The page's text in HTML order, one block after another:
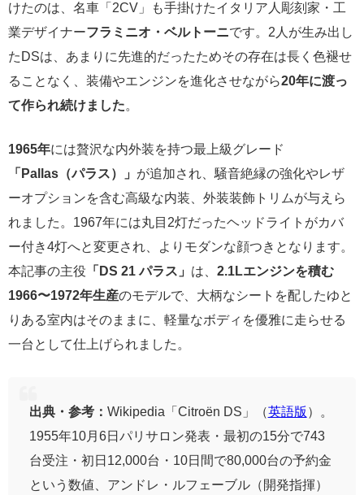
けたのは、名車「2CV」も手掛けたイタリア人彫刻家・工
業デザイナーフラミニオ・ベルトーニ です。2人が生み出し
たDSは、あまりに先進的だったためその存在は長く色褪せ
ることなく、装備やエンジンを進化させながら20年に渡っ
て作られ続けました
1965年には贅沢な内外装を持つ最上級グレード
「Pallas（パラス）」 が追加され、騒音絶縁の強化やレザ
ーオプションを含む高級な内装、外装装飾トリムが与えら
れました。1967年には丸目2灯だったヘッドライトがカバ
ー付き4灯へと変更され、よりモダンな顔つきとなります。
本記事の主役 「DS 21 パラス」 は、 2.1Lエンジンを積む
1966〜1972年生産のモデルで、大柄なシートを配したゆと
りある室内はそのままに、軽量なボディを優雅に走らせる
一台として仕上げられました。
出典・参考： Wikipedia「Citroën DS」（英語版 ）。
1955年10月6日パリサロン発表・最初の15分で743
台受注・初日12,000台・10日間で80,000台の予約金
という数値、アンドレ・ルフェーブル（開発指揮）